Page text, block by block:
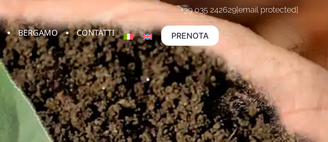
+39 035 242629[email protected]
PRENOTA
BERGAMO CONTATTI